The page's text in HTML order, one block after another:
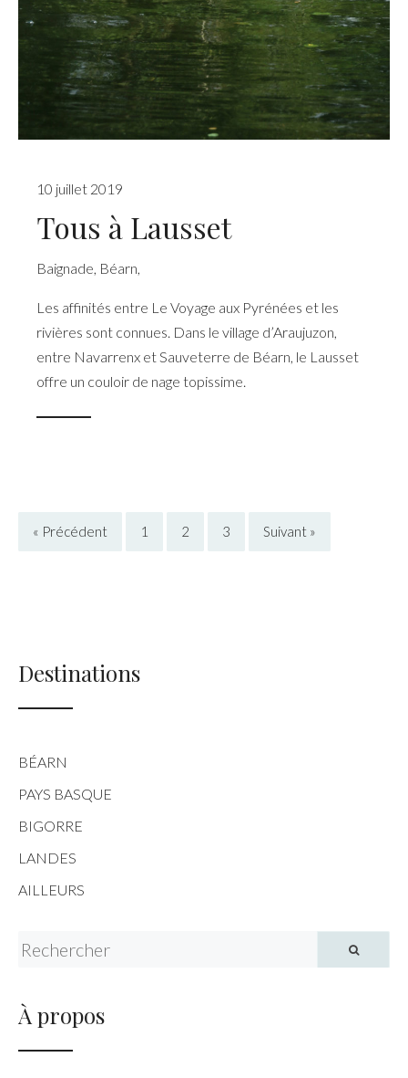
10 juillet 2019
Tous à Lausset
Baignade, Béarn,
Les affinités entre Le Voyage aux Pyrénées et les
rivières sont connues. Dans le village d’Araujuzon,
entre Navarrenx et Sauveterre de Béarn, le Lausset
offre un couloir de nage topissime.
« Précédent 1 2 3 Suivant »
Destinations
BÉARN
PAYS BASQUE
BIGORRE
LANDES
AILLEURS
Search for:
À propos